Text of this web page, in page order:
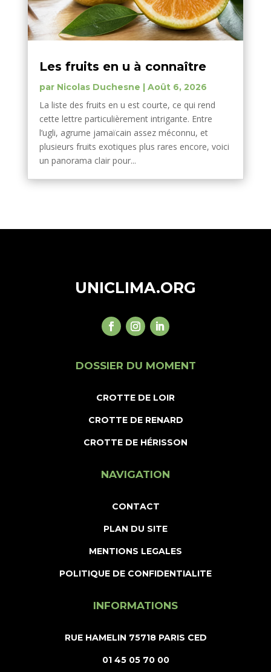
Les fruits en u à connaître
par Nicolas Duchesne | Août 6, 2026
La liste des fruits en u est courte, ce qui rend
cette lettre particulièrement intrigante. Entre
l’ugli, agrume jamaïcain assez méconnu, et
plusieurs fruits exotiques plus rares encore, voici
un panorama clair pour...
UNICLIMA.ORG
DOSSIER DU MOMENT
CROTTE DE LOIR
CROTTE DE RENARD
CROTTE DE HÉRISSON
NAVIGATION
CONTACT
PLAN DU SITE
MENTIONS LEGALES
POLITIQUE DE CONFIDENTIALITE
INFORMATIONS
RUE HAMELIN 75718 PARIS CED
01 45 05 70 00